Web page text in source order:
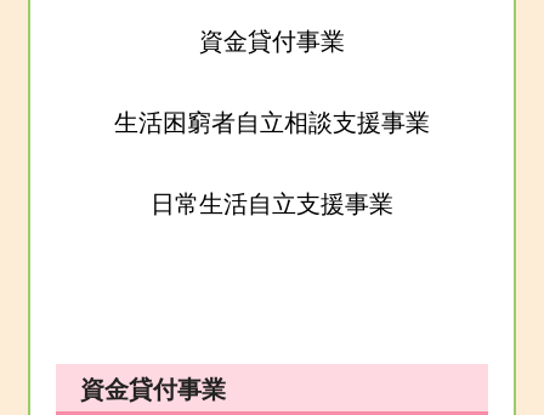
資金貸付事業
生活困窮者自立相談支援事業
日常生活自立支援事業
資金貸付事業